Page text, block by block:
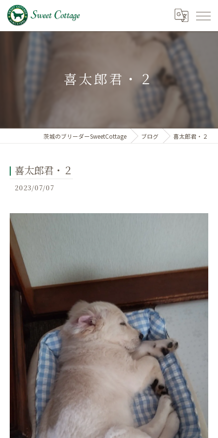
喜太郎君・２
茨城のブリーダーSweetCottage ブログ 喜太郎君・２
喜太郎君・２
2023/07/07